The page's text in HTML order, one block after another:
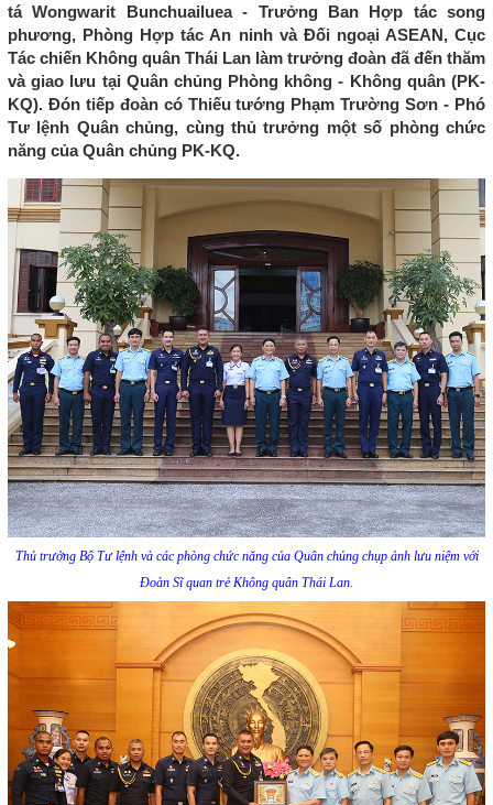
tá Wongwarit Bunchuailuea - Trưởng Ban Hợp tác song
phương, Phòng Hợp tác An ninh và Đối ngoại ASEAN, Cục
Tác chiến Không quân Thái Lan làm trưởng đoàn đã đến thăm
và giao lưu tại Quân chủng Phòng không - Không quân (PK-
KQ). Đón tiếp đoàn có Thiếu tướng Phạm Trường Sơn - Phó
Tư lệnh Quân chủng, cùng thủ trưởng một số phòng chức
năng của Quân chủng PK-KQ.
Thủ trưởng Bộ Tư lệnh và các phòng chức năng của Quân chủng chụp ảnh lưu niệm với
Đoàn Sĩ quan trẻ Không quân Thái Lan.